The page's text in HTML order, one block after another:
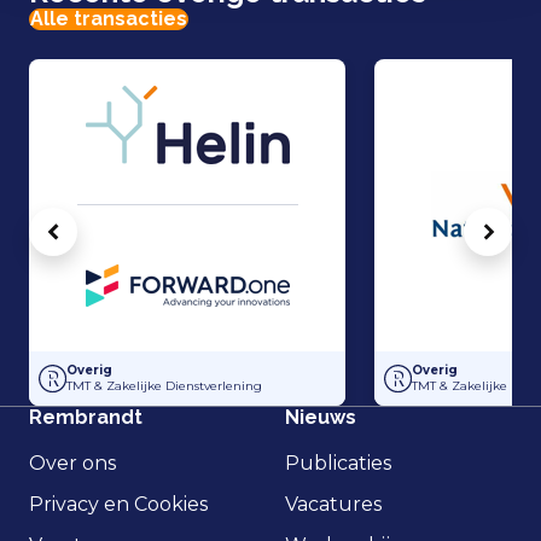
Alle transacties
Groeikapitaal voor Helin
Overig
TMT & Zakelijke Dienstverlening
Overname
Overig
TMT & Zakelijke
Vorige
Rembrandt
Over ons
Privacy en Cookies
Nieuws
Publicaties
Vacatures